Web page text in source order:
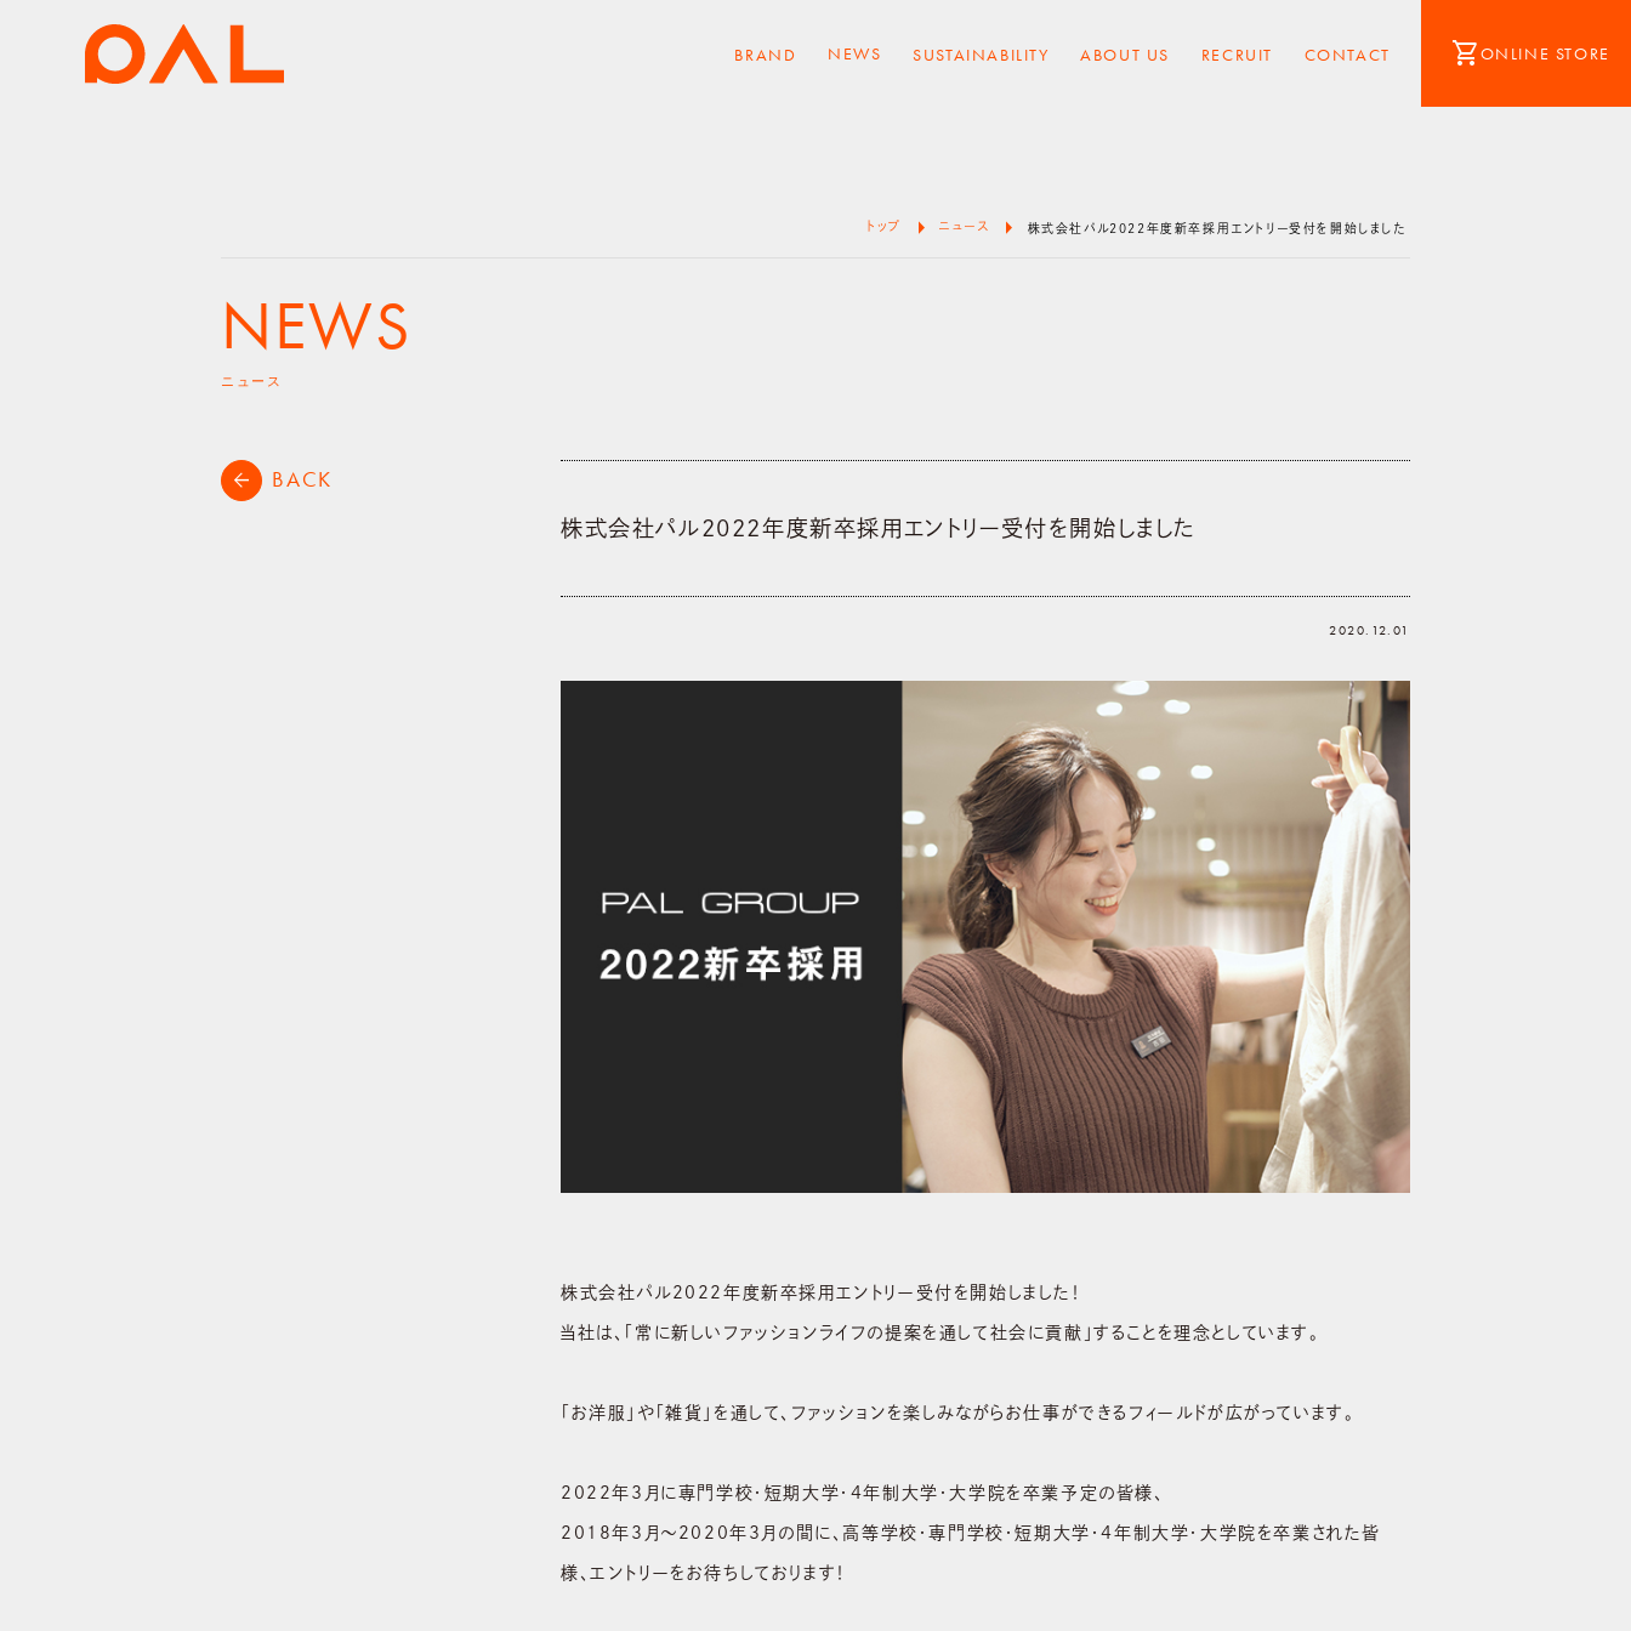
BRAND NEWS SUSTAINABILITY ABOUT US RECRUIT CONTACT shopping_cartONLINE STORE
トップ arrow_right ニュース arrow_right 株式会社パル2022年度新卒採用エントリー受付を開始しました
NEWS
ニュース
arrow_back BACK
株式会社パル2022年度新卒採用エントリー受付を開始しました
2020.12.01
株式会社パル2022年度新卒採用エントリー受付を開始しました！
当社は、「常に新しいファッションライフの提案を通して社会に貢献」することを理念としています。
「お洋服」や「雑貨」を通して、ファッションを楽しみながらお仕事ができるフィールドが広がっています。
2022年3月に専門学校・短期大学・4年制大学・大学院を卒業予定の皆様、
2018年3月～2020年3月の間に、高等学校・専門学校・短期大学・4年制大学・大学院を卒業された皆
様、エントリーをお待ちしております！